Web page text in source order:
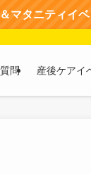
ント｜次回の
問 産後ケアイ